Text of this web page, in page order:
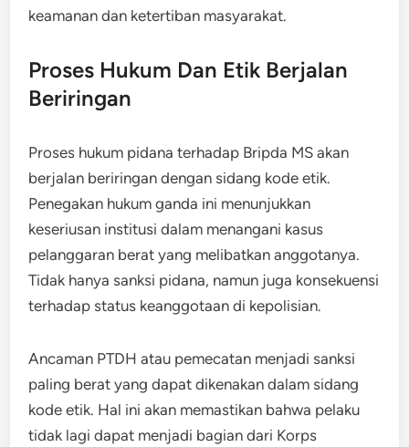
keamanan dan ketertiban masyarakat.
Proses Hukum Dan Etik Berjalan
Beriringan
Proses hukum pidana terhadap Bripda MS akan
berjalan beriringan dengan sidang kode etik.
Penegakan hukum ganda ini menunjukkan
keseriusan institusi dalam menangani kasus
pelanggaran berat yang melibatkan anggotanya.
Tidak hanya sanksi pidana, namun juga konsekuensi
terhadap status keanggotaan di kepolisian.
Ancaman PTDH atau pemecatan menjadi sanksi
paling berat yang dapat dikenakan dalam sidang
kode etik. Hal ini akan memastikan bahwa pelaku
tidak lagi dapat menjadi bagian dari Korps